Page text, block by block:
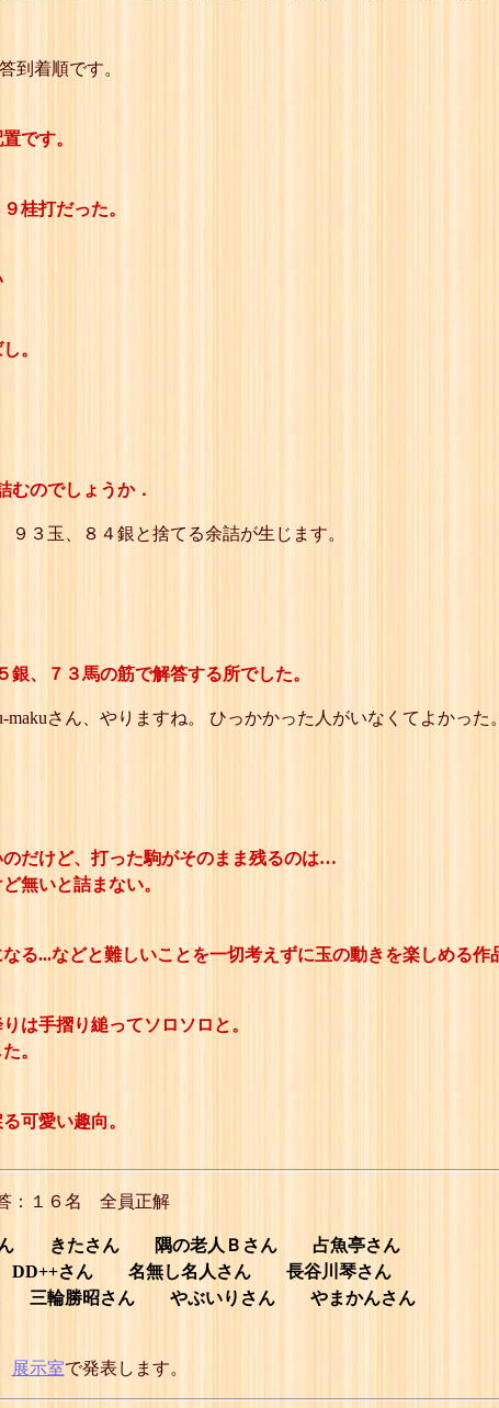
到着順です。
です。
桂打だった。
。
むのでしょうか．
９３玉、８４銀と捨てる余詰が生じます。
銀、７３馬の筋で解答する所でした。
さん、やりますね。 ひっかかった人がいなくてよかった。
のだけど、打った駒がそのまま残るのは…
無いと詰まない。
る...などと難しいことを一切考えずに玉の動きを楽しめる作
は手摺り縋ってソロソロと。
。
可愛い趣向。
：１６名 全員正解
きたさん 隅の老人Ｂさん 占魚亭さん
さん 名無し名人さん 長谷川琴さん
輪勝昭さん やぶいりさん やまかんさん
展示室で発表します。